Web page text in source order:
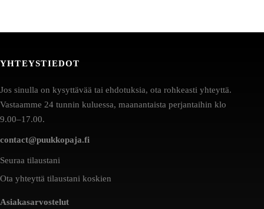
YHTEYSTIEDOT
Jos sinulla on kysyttävää tai ehdotuksia, ota rohkeasti yhteyttä.
Vastaamme 24 tunnin kuluessa, maanantaista perjantaihin klo
9.00–17.00.
contact@puukkopaja.fi
Seuraa tilaustani
Ota yhteyttä tilaustani koskien
Asiakasarvostelut